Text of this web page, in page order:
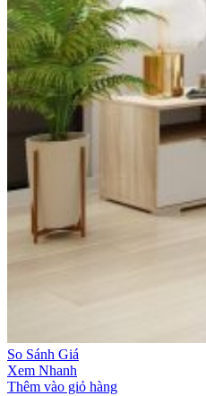
So Sánh Giá
Xem Nhanh
Thêm vào giỏ hàng